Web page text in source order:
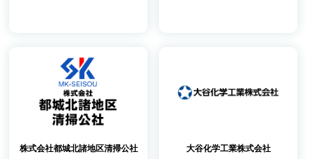
株式会社都城北諸地区清掃公社 大谷化学工業株式会社